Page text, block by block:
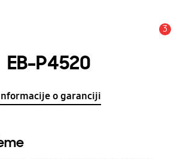
3
EB-P4520
o garanciji